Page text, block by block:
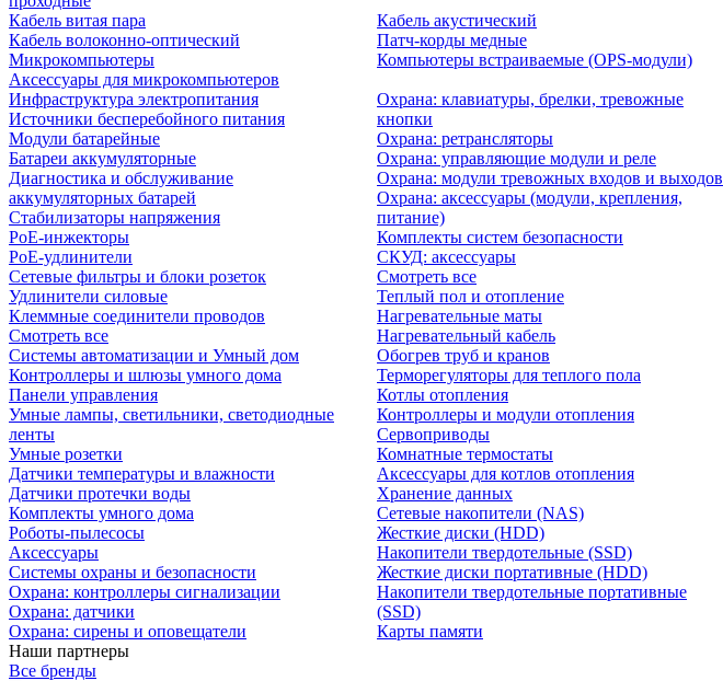
Кабель витая пара
Кабель волоконно-оптический
Кабель акустический
Патч-корды медные
Микрокомпьютеры
Аксессуары для микрокомпьютеров
Компьютеры встраиваемые (OPS-модули)
Инфраструктура электропитания
Источники бесперебойного питания
Модули батарейные
Батареи аккумуляторные
Диагностика и обслуживание
аккумуляторных батарей
Стабилизаторы напряжения
PoE-инжекторы
PoE-удлинители
Сетевые фильтры и блоки розеток
Удлинители силовые
Клеммные соединители проводов
Смотреть все
Системы автоматизации и Умный дом
Контроллеры и шлюзы умного дома
Панели управления
Умные лампы, светильники, светодиодные
ленты
Умные розетки
Датчики температуры и влажности
Датчики протечки воды
Комплекты умного дома
Роботы-пылесосы
Аксессуары
Системы охраны и безопасности
Охрана: контроллеры сигнализации
Охрана: датчики
Охрана: сирены и оповещатели
Охрана: клавиатуры, брелки, тревожные
кнопки
Охрана: ретрансляторы
Охрана: управляющие модули и реле
Охрана: модули тревожных входов и выходов
Охрана: аксессуары (модули, крепления,
питание)
Комплекты систем безопасности
СКУД: аксессуары
Смотреть все
Теплый пол и отопление
Нагревательные маты
Нагревательный кабель
Обогрев труб и кранов
Терморегуляторы для теплого пола
Котлы отопления
Контроллеры и модули отопления
Сервоприводы
Комнатные термостаты
Аксессуары для котлов отопления
Хранение данных
Сетевые накопители (NAS)
Жесткие диски (HDD)
Накопители твердотельные (SSD)
Жесткие диски портативные (HDD)
Накопители твердотельные портативные
(SSD)
Карты памяти
Наши партнеры
Все бренды